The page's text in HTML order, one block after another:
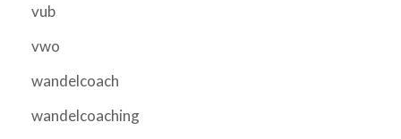
vub
vwo
wandelcoach
wandelcoaching